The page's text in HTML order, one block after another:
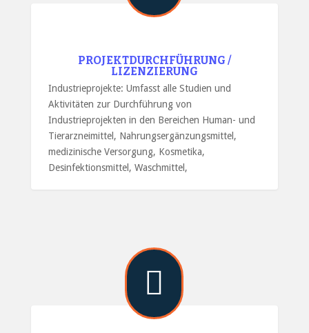
PROJEKTDURCHFÜHRUNG /
LIZENZIERUNG
Industrieprojekte: Umfasst alle Studien und
Aktivitäten zur Durchführung von
Industrieprojekten in den Bereichen Human- und
Tierarzneimittel, Nahrungsergänzungsmittel,
medizinische Versorgung, Kosmetika,
Desinfektionsmittel, Waschmittel,
